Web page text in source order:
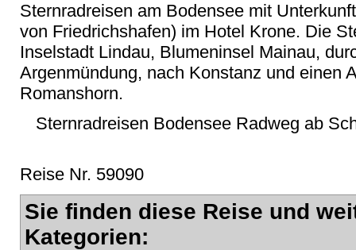
Sternradreisen am Bodensee mit
von Friedrichshafen) im Hotel Krone. Die
Inselstadt Lindau, Blumeninsel Mainau,
Argenmündung, nach Konstanz und einen
Romanshorn.
Sternradreisen Bodensee Radweg ab
Reise Nr. 59090
Sie finden diese Reise und
Kategorien: